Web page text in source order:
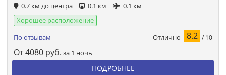
0.7 км до центра 0.1 км
0.1 км
Хорошее расположение
По отзывам
Отлично 8.2 / 10
От4080 руб. за 1 ночь
ПОДРОБНЕЕ